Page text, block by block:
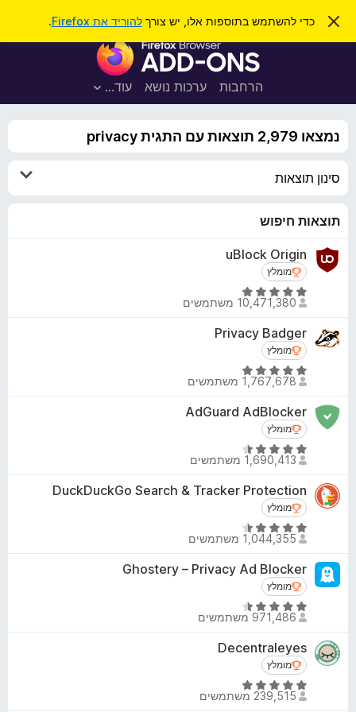
כדי להשתמש בתוספות אלו, יש צורךלהוריד את Firefox .
ס
י
ה
ת
ס
פ
ת
הרחבות ערכות נושא עוד…
ח
נמצאו 2,979 תוצאות עם התגית privacy
סינון תוצאות
תוצאות חיפוש
uBlock Origin
מומלץ
מומלץ
ד
י
ו
ג
4
8
מ
ת
ו
5
10,471,380 משתמשים
Privacy Badger
מומלץ
מומלץ
ד
י
ו
ג
4
8
מ
ת
ו
5
1,767,678 משתמשים
AdGuard AdBlocker
מומלץ
מומלץ
ד
י
ו
ג
4
6
מ
ת
ו
5
1,690,413 משתמשים
DuckDuckGo Search & Tracker Protection
מומלץ
מומלץ
ד
י
ו
ג
4
3
מ
ת
ו
1,044,355 משתמשים
Ghostery – Privacy Ad Blocker
מומלץ
מומלץ
ד
י
ו
ג
4
971,486 משתמשים
Decentraleyes
מומלץ
מומלץ
ד
י
239,515 משתמשים